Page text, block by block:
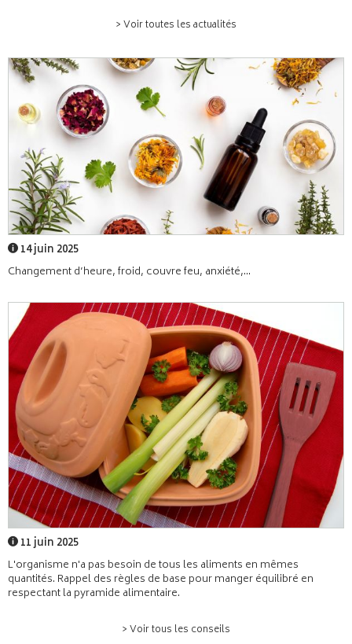
> Voir toutes les actualités
14 juin 2025
Changement d’heure, froid, couvre feu, anxiété,...
11 juin 2025
L'organisme n'a pas besoin de tous les aliments en mêmes
quantités. Rappel des règles de base pour manger équilibré en
respectant la pyramide alimentaire.
> Voir tous les conseils